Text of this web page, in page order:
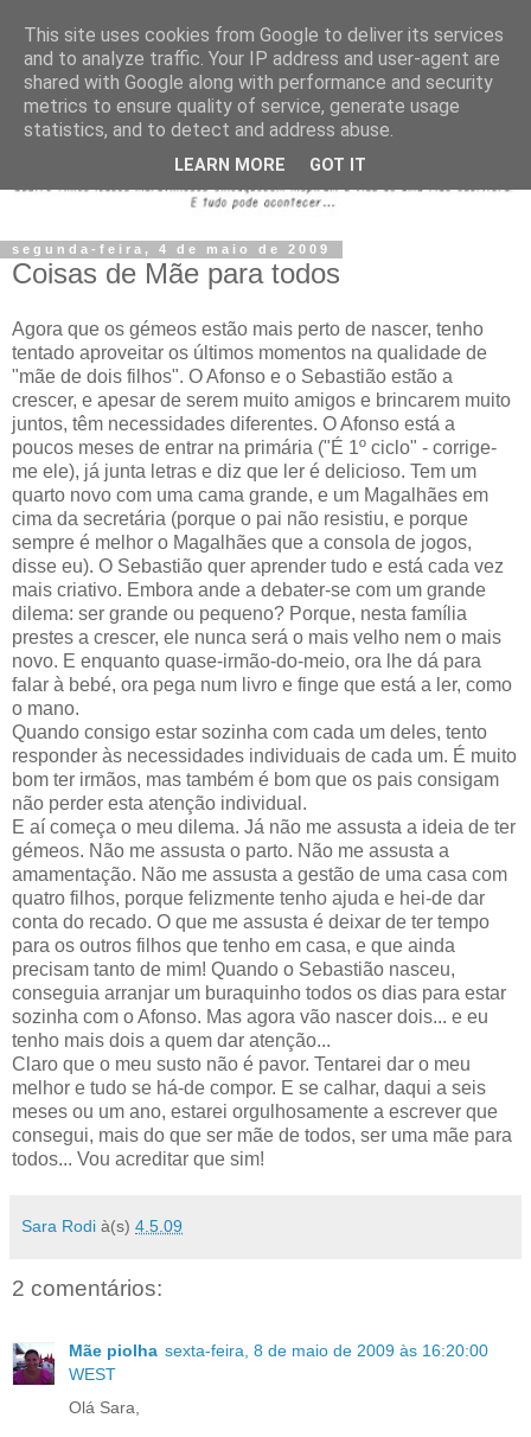
segunda-feira, 4 de maio de 2009
Coisas de Mãe para todos
Agora que os gémeos estão mais perto de nascer, tenho
tentado aproveitar os últimos momentos na qualidade de
"mãe de dois filhos". O Afonso e o Sebastião estão a
crescer, e apesar de serem muito amigos e brincarem muito
juntos, têm necessidades diferentes. O Afonso está a
poucos meses de entrar na primária ("É 1º ciclo" - corrige-
me ele), já junta letras e diz que ler é delicioso. Tem um
quarto novo com uma cama grande, e um Magalhães em
cima da secretária (porque o pai não resistiu, e porque
sempre é melhor o Magalhães que a consola de jogos,
disse eu). O Sebastião quer aprender tudo e está cada vez
mais criativo. Embora ande a debater-se com um grande
dilema: ser grande ou pequeno? Porque, nesta família
prestes a crescer, ele nunca será o mais velho nem o mais
novo. E enquanto quase-irmão-do-meio, ora lhe dá para
falar à bebé, ora pega num livro e finge que está a ler, como
o mano.
Quando consigo estar sozinha com cada um deles, tento
responder às necessidades individuais de cada um. É muito
bom ter irmãos, mas também é bom que os pais consigam
não perder esta atenção individual.
E aí começa o meu dilema. Já não me assusta a ideia de ter
gémeos. Não me assusta o parto. Não me assusta a
amamentação. Não me assusta a gestão de uma casa com
quatro filhos, porque felizmente tenho ajuda e hei-de dar
conta do recado. O que me assusta é deixar de ter tempo
para os outros filhos que tenho em casa, e que ainda
precisam tanto de mim! Quando o Sebastião nasceu,
conseguia arranjar um buraquinho todos os dias para estar
sozinha com o Afonso. Mas agora vão nascer dois... e eu
tenho mais dois a quem dar atenção...
Claro que o meu susto não é pavor. Tentarei dar o meu
melhor e tudo se há-de compor. E se calhar, daqui a seis
meses ou um ano, estarei orgulhosamente a escrever que
consegui, mais do que ser mãe de todos, ser uma mãe para
todos... Vou acreditar que sim!
Sara Rodi à(s) 4.5.09
2 comentários:
Mãe piolha sexta-feira, 8 de maio de 2009 às 16:20:00
WEST
Olá Sara,
This site uses cookies from Google to deliver its services
and to analyze traffic. Your IP address and user-agent are
shared with Google along with performance and security
metrics to ensure quality of service, generate usage
statistics, and to detect and address abuse.
LEARN MORE GOT IT